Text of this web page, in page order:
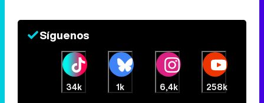
Síguenos
34k 1k 6,4k 258k